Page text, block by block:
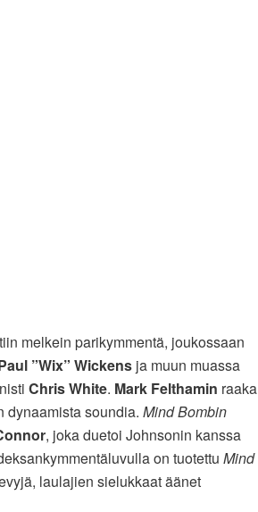
melkein parikymmentä, joukossaan
”Wix” Wickens ja muun muassa
Chris White. Mark Felthamin raaka
dynaamista soundia. Mind Bombin
, joka duetoi Johnsonin kanssa
on tuotettu Mind
laulajien sielukkaat äänet